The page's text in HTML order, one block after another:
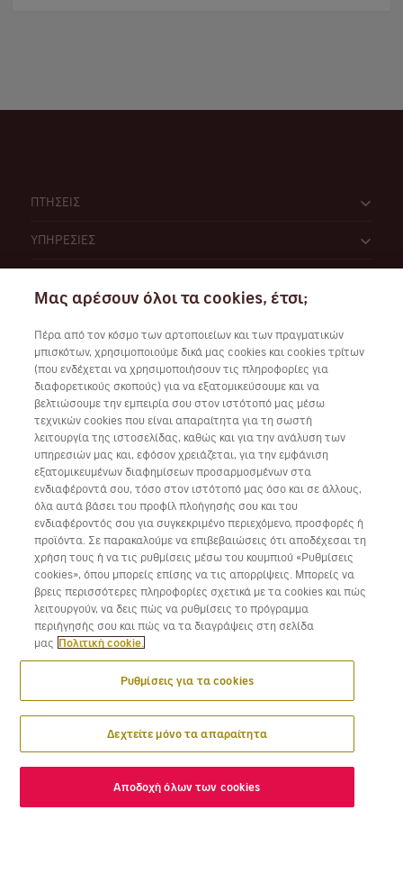
ΠΤΗΣΕΙΣ
ΥΠΗΡΕΣΙΕΣ
Συνεργάσου μαζί μας
Κατέβασε την εφαρμογή της Volotea για iOS και Android
Μας αρέσουν όλοι τα cookies, έτσι;
Πέρα από τον κόσμο των αρτοποιείων και των πραγματικών
μπισκότων, χρησιμοποιούμε δικά μας cookies και cookies τρίτων
(που ενδέχεται να χρησιμοποιήσουν τις πληροφορίες για
διαφορετικούς σκοπούς) για να εξατομικεύσουμε και να
βελτιώσουμε την εμπειρία σου στον ιστότοπό μας μέσω
τεχνικών cookies που είναι απαραίτητα για τη σωστή
λειτουργία της ιστοσελίδας, καθώς και για την ανάλυση των
υπηρεσιών μας και, εφόσον χρειάζεται, για την εμφάνιση
εξατομικευμένων διαφημίσεων προσαρμοσμένων στα
ενδιαφέροντά σου, τόσο στον ιστότοπό μας όσο και σε άλλους,
όλα αυτά βάσει του προφίλ πλοήγησής σου και του
ενδιαφέροντός σου για συγκεκριμένο περιεχόμενο, προσφορές ή
προϊόντα. Σε παρακαλούμε να επιβεβαιώσεις ότι αποδέχεσαι τη
χρήση τους ή να τις ρυθμίσεις μέσω του κουμπιού «Ρυθμίσεις
cookies», όπου μπορείς επίσης να τις απορρίψεις. Μπορείς να
βρεις περισσότερες πληροφορίες σχετικά με τα cookies και πώς
λειτουργούν, να δεις πώς να ρυθμίσεις το πρόγραμμα
περιήγησής σου και πώς να τα διαγράψεις στη σελίδα
μας Πολιτική cookie.
Ρυθμίσεις για τα cookies
Δεχτείτε μόνο τα απαραίτητα
Αποδοχή όλων των cookies